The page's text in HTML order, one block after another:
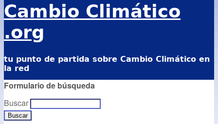
Cambio Climático
.org
tu punto de partida sobre Cambio Climático en
la red
Formulario de búsqueda
Buscar